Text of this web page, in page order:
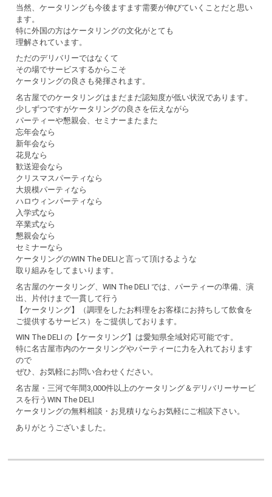
当然、ケータリングも今後ますます需要が伸びていくことだと思い
ます。
特に外国の方はケータリングの文化がとても
理解されています。
ただのデリバリーではなくて
その場でサービスするからこそ
ケータリングの良さも発揮されます。
名古屋でのケータリングはまだまだ認知度が低い状況であります。
少しずつですがケータリングの良さを伝えながら
パーティーや懇親会、セミナーまたまた
忘年会なら
新年会なら
花見なら
歓送迎会なら
クリスマスパーティなら
大規模パーティなら
ハロウィンパーティなら
入学式なら
卒業式なら
懇親会なら
セミナーなら
ケータリングのWIN The DELIと言って頂けるような
取り組みをしてまいります。
名古屋のケータリング、WIN The DELI では、パーティーの準備、演
出、片付けまで一貫して行う
【ケータリング】（調理をしたお料理をお客様にお持ちして飲食を
ご提供するサービス）をご提供しております。
WIN The DELI の【ケータリング】は愛知県全域対応可能です。
特に名古屋市内のケータリングやパーティーに力を入れております
ので
ぜひ、お気軽にお問い合わせください。
名古屋・三河で年間3,000件以上のケータリング＆デリバリーサービ
スを行うWIN The DELI
ケータリングの無料相談・お見積りならお気軽にご相談下さい。
ありがとうございました。